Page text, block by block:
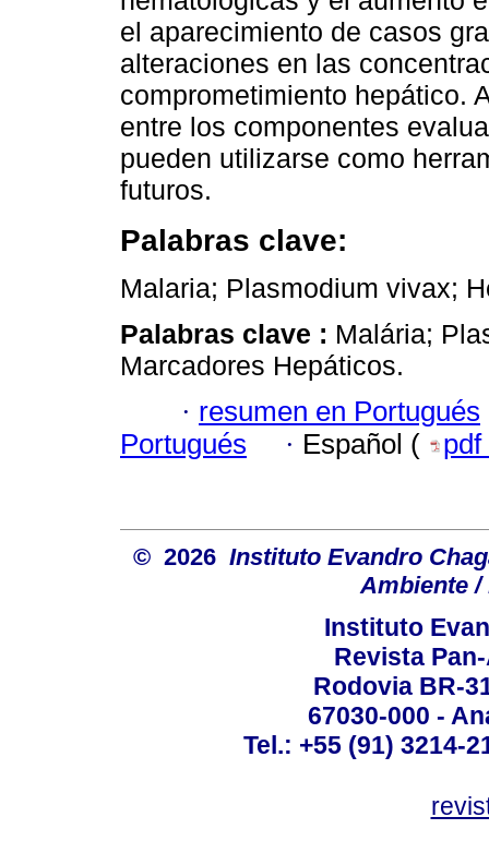
el aparecimiento de casos
alteraciones en las
comprometimiento hepático.
entre los componentes
pueden utilizarse como
futuros.
Palabras clave:
Malaria; Plasmodium vivax;
Palabras clave : Malária;
Marcadores Hepáticos.
· resumen en Portugués
Portugués
· Español ( pdf
© 2026 Instituto Evandro
Ambiente /
Instituto
Revista
Rodovia BR-
67030-000 -
Tel.: +55 (91) 3214-